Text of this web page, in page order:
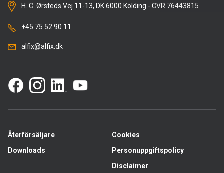
H. C. Ørsteds Vej 11-13, DK 6000 Kolding - CVR 76443815
+45 75 52 90 11
alfix@alfix.dk
Återförsäljare
Downloads
Cookies
Personuppgiftspolicy
Disclaimer